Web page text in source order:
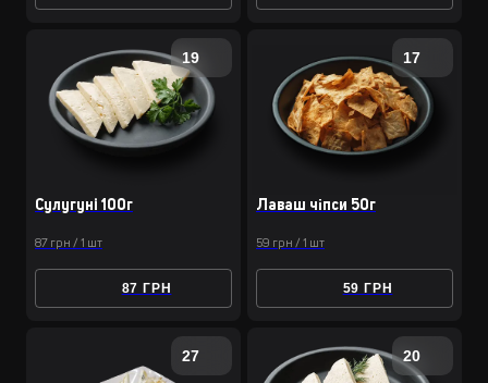
19
Сулугунi 100г
87 грн / 1 шт
87 ГРН
17
Лаваш чіпси 50г
59 грн / 1 шт
59 ГРН
27 20